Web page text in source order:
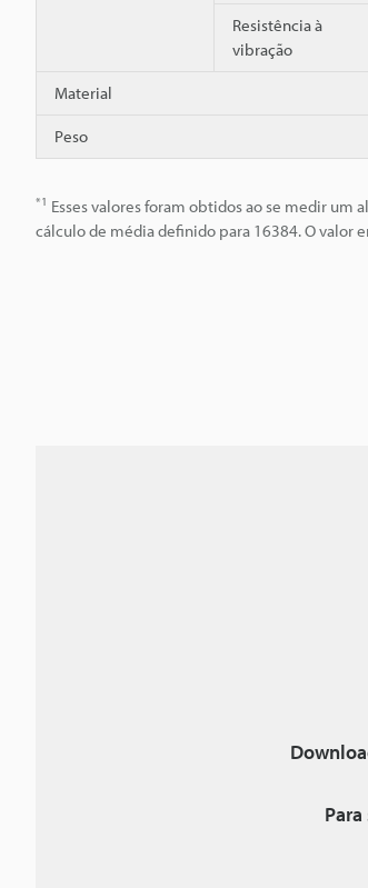
Resistência à
vibração
Material
Peso
*1 Esses valores foram obtidos ao se medir um
cálculo de média definido para 16384. O valor